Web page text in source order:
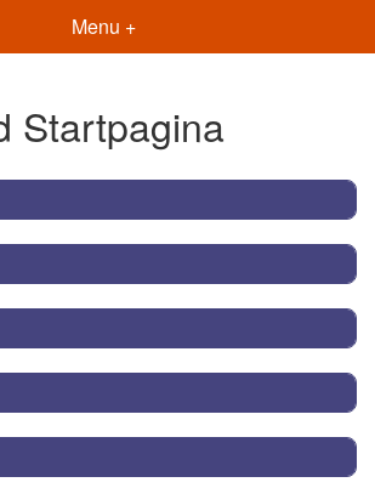
Menu +
Startpagina